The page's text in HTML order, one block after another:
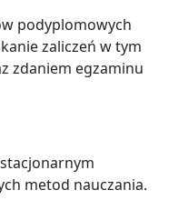
podyplomowych
zaliczeń w tym
zdaniem egzaminu
metod nauczania.